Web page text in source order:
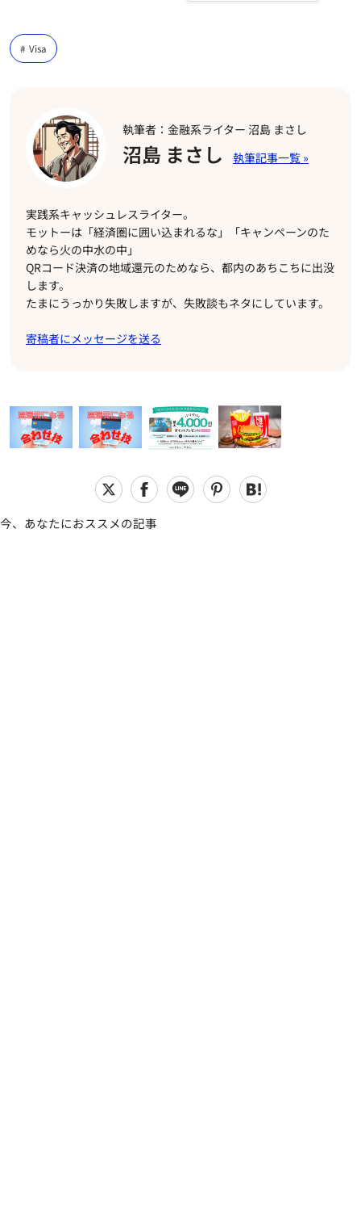
Visa
執筆者：金融系ライター 沼島 まさし
沼島 まさし
実践系キャッシュレスライター。
モットーは「経済圏に囲い込まれるな」「キャンペーンのた
めなら火の中水の中」
QRコード決済の地域還元のためなら、都内のあちこちに出没
します。
たまにうっかり失敗しますが、失敗談もネタにしています。
寄稿者にメッセージを送る
今、あなたにおススメの記事